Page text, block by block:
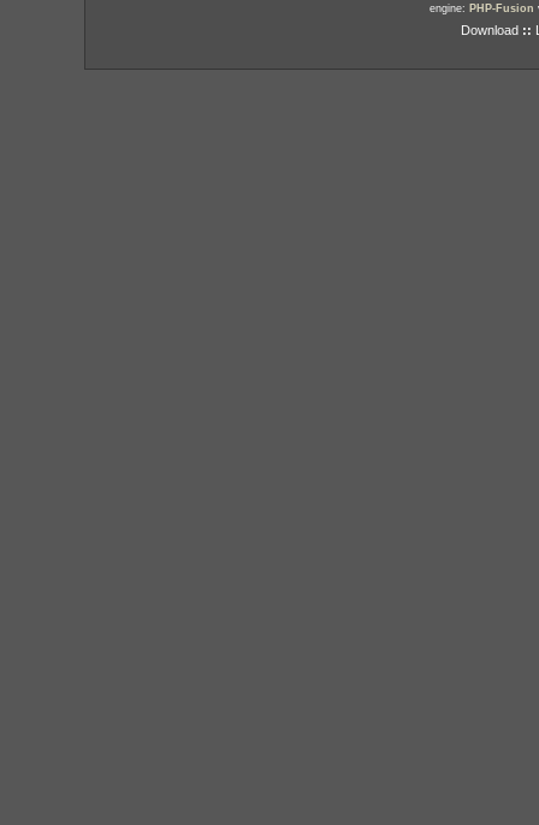
engine: PHP-Fusion
Download ::